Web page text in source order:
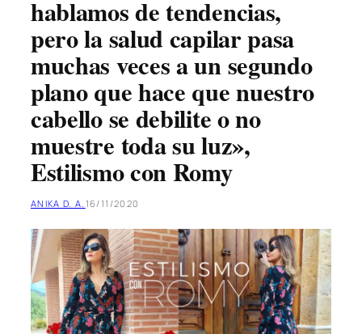
hablamos de tendencias,
pero la salud capilar pasa
muchas veces a un segundo
plano que hace que nuestro
cabello se debilite o no
muestre toda su luz»,
Estilismo con Romy
ANIKA D. A. 16/11/2020